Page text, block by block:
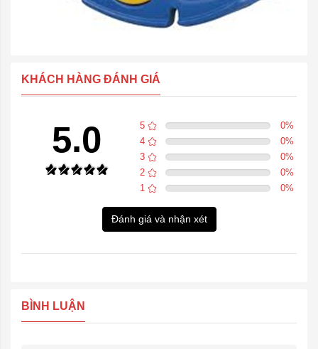
KHÁCH HÀNG ĐÁNH GIÁ
5.0 5 0%
4
0%
3
0%
2
0%
1
0%
Đánh giá và nhận xét
BÌNH LUẬN